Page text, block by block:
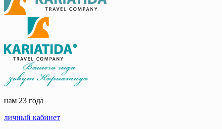
нам 23 года
личный кабинет